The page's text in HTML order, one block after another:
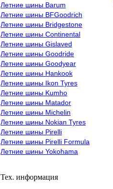
Летние шины Barum
Летние шины BFGoodrich
Летние шины Bridgestone
Летние шины Continental
Летние шины Gislaved
Летние шины Goodride
Летние шины Goodyear
Летние шины Hankook
Летние шины Ikon Tyres
Летние шины Kumho
Летние шины Matador
Летние шины Michelin
Летние шины Nokian Tyres
Летние шины Pirelli
Летние шины Pirelli Formula
Летние шины Yokohama
Тех. информация